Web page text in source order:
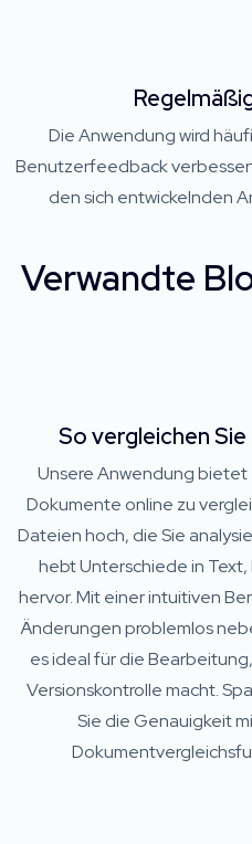
Die Anwendung wird
Benutzerfeedback
den sich entwickelnden
Verwandte
So vergleichen
Unsere Anwendung
Dokumente online zu
Dateien hoch, die Sie
hebt Unterschiede in
hervor. Mit einer intuitiven
Änderungen problemlos
es ideal für die
Versionskontrolle macht.
Sie die Genauigkeit